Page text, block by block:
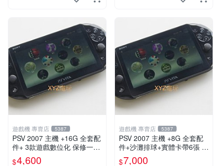
遊戲機 專賣店 5387
PSV 2007 主機 +16G 全套配
件+ 3款遊戲數位化 保修一年
品質有保障
$4,600
遊戲機 專賣店 5387
PSV 2007 主機 +8G 全套配
件+沙灘排球+實體卡帶6張 保
修一年 品質有保障
$7,000